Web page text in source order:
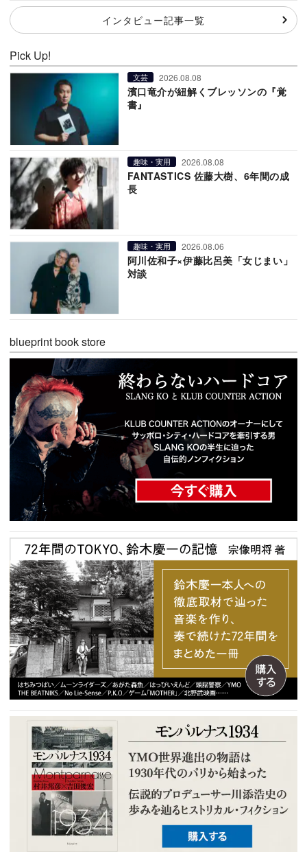
インタビュー記事一覧
Pick Up!
文芸 2026.08.08
濱口竜介が紐解くブレッソンの『覚
書』
趣味・実用 2026.08.08
FANTASTICS 佐藤大樹、6年間の成
長
趣味・実用 2026.08.06
阿川佐和子×伊藤比呂美「女じまい」
対談
blueprint book store